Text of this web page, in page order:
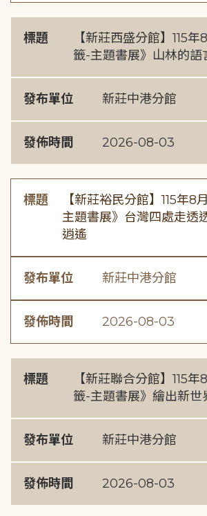
標題
【新莊西盛分館】115
籤-主題書展》山林的語
發布單位 新莊中港分館
發佈時間 2026-08-03
標題
【新莊裕民分館】115年8
主題書展》台灣四處走透
逍遙
發布單位 新莊中港分館
發佈時間 2026-08-03
標題
【新莊聯合分館】115
籤-主題書展》繪出新世
發布單位 新莊中港分館
發佈時間 2026-08-03